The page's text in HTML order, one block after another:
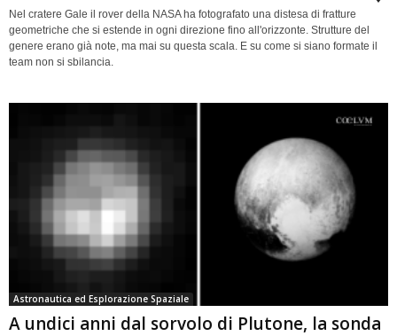
Nel cratere Gale il rover della NASA ha fotografato una distesa di fratture
geometriche che si estende in ogni direzione fino all'orizzonte. Strutture del
genere erano già note, ma mai su questa scala. E su come si siano formate il
team non si sbilancia.
Astronautica ed Esplorazione Spaziale
A undici anni dal sorvolo di Plutone, la sonda